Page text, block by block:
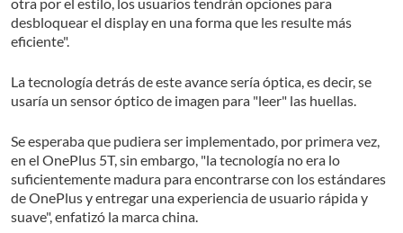
otra por el estilo, los usuarios tendrán opciones para
desbloquear el display en una forma que les resulte más
eficiente".
La tecnología detrás de este avance sería óptica, es decir, se
usaría un sensor óptico de imagen para "leer" las huellas.
Se esperaba que pudiera ser implementado, por primera vez,
en el OnePlus 5T, sin embargo, "la tecnología no era lo
suficientemente madura para encontrarse con los estándares
de OnePlus y entregar una experiencia de usuario rápida y
suave", enfatizó la marca china.